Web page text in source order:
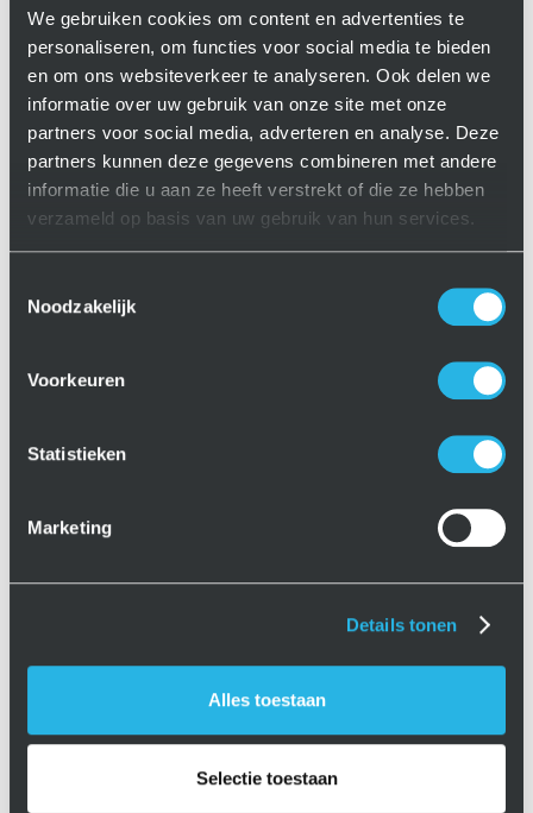
We gebruiken cookies om content en advertenties te
personaliseren, om functies voor social media te bieden
en om ons websiteverkeer te analyseren. Ook delen we
informatie over uw gebruik van onze site met onze
partners voor social media, adverteren en analyse. Deze
partners kunnen deze gegevens combineren met andere
informatie die u aan ze heeft verstrekt of die ze hebben
verzameld op basis van uw gebruik van hun services.
Noodzakelijk
Voorkeuren
Statistieken
Marketing
Details tonen
Alles toestaan
Selectie toestaan
pallethandling in compacte cel
Flexibele automatisering door producthandling en
vraagt de markt, afgaande op de interesse voor de